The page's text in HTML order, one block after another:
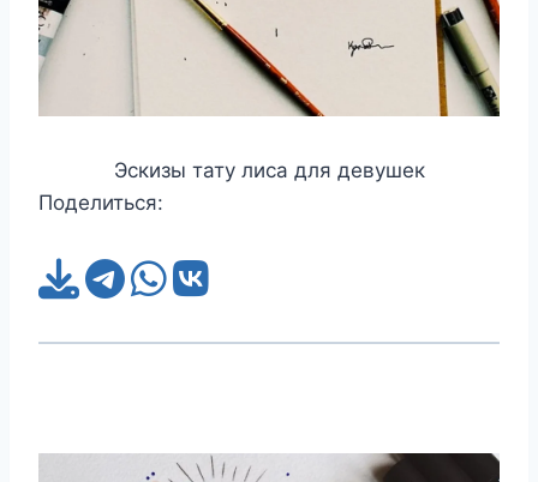
Эскизы тату лиса для девушек
Поделиться: